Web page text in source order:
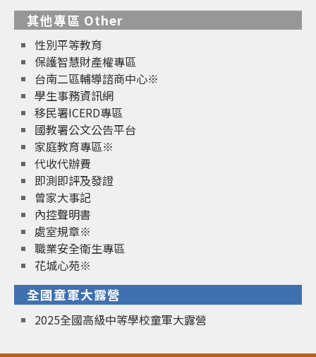
其他專區 Other
性別平等教育
保護智慧財產權專區
台南二區輔導諮商中心※
學生事務資訊網
移民署ICERD專區
國教署公文公告平台
家庭教育專區※
代收代辦費
即測即評及發證
曾家大事記
內控聲明書
處室規章※
職業安全衛生專區
花城心苑※
全國童軍大露營
2025全國高級中等學校童軍大露營